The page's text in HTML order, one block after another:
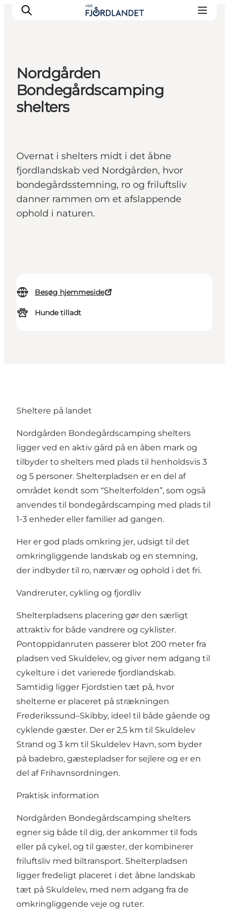
Byer & steder
Det sker
Guides & inspiration
Nordgården
Bondegårdscamping
shelters
Overnat i shelters midt i det åbne
fjordlandskab ved Nordgården, hvor
bondegårdsstemning, ro og friluftsliv
danner rammen om et afslappende
ophold i naturen.
Besøg hjemmeside
Hunde tilladt
Sheltere på landet
Nordgården Bondegårdscamping shelters
ligger ved en aktiv gård på en åben mark og
tilbyder to shelters med plads til henholdsvis 3
og 5 personer. Shelterpladsen er en del af
området kendt som “Shelterfolden”, som også
anvendes til bondegårdscamping med plads til
1-3 enheder eller familier ad gangen.
Her er god plads omkring jer, udsigt til det
omkringliggende landskab og en stemning,
der indbyder til ro, nærvær og ophold i det fri.
Vandreruter, cykling og fjordliv
Shelterpladsens placering gør den særligt
attraktiv for både vandrere og cyklister.
Pontoppidanruten passerer blot 200 meter fra
pladsen ved Skuldelev, og giver nem adgang til
cykelture i det varierede fjordlandskab.
Samtidig ligger Fjordstien tæt på, hvor
shelterne er placeret på strækningen
Frederikssund–Skibby, ideel til både gående og
cyklende gæster. Der er 2,5 km til Skuldelev
Strand og 3 km til Skuldelev Havn, som byder
på badebro, gæstepladser for sejlere og er en
del af Frihavnsordningen.
Praktisk information
Nordgården Bondegårdscamping shelters
egner sig både til dig, der ankommer til fods
eller på cykel, og til gæster, der kombinerer
friluftsliv med biltransport. Shelterpladsen
ligger fredeligt placeret i det åbne landskab
tæt på Skuldelev, med nem adgang fra de
omkringliggende veje og ruter.